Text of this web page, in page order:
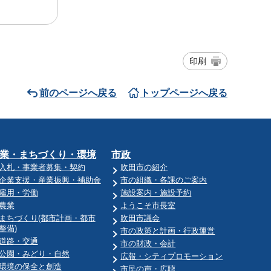
印刷
前のページへ戻る トップページへ戻る
・まちづくり・環境
札・事業者募集・契約
業支援・産業振興・補助金
用・労働
業
ちづくり(都市計画・都市
備)
路・交通
園・みどり・自然
境の保全と創造
市政
吹田市の紹介
市の組織・各課のご案内
施設案内・施設予約
ようこそ市長室
吹田市議会
市の政策と計画・行政運営
市の財政・会計
広報・シティプロモーション
市民の声・広聴